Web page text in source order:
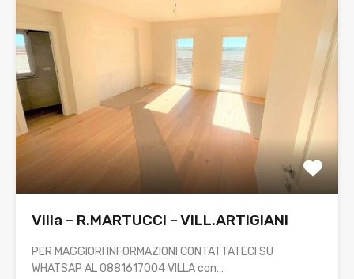
Villa – R.MARTUCCI – VILL.ARTIGIANI
PER MAGGIORI INFORMAZIONI CONTATTATECI SU
WHATSAP AL 0881617004 VILLA con…